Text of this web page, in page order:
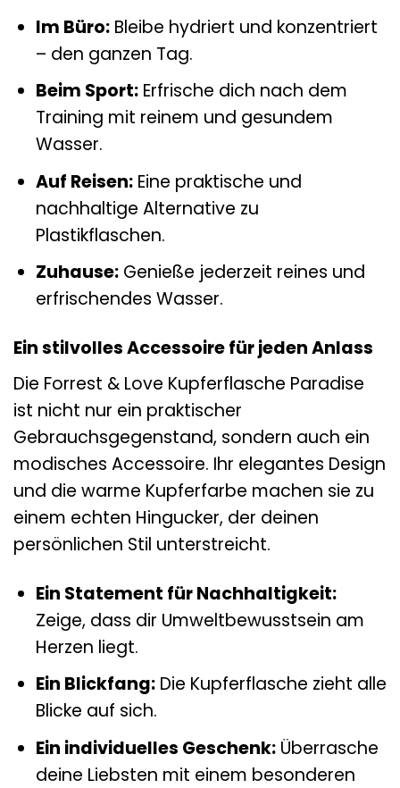
Im Büro:Bleibe hydriert und konzentriert
– den ganzen Tag.
Beim Sport:Erfrische dich nach dem
Training mit reinem und gesundem
Wasser.
Auf Reisen:Eine praktische und
nachhaltige Alternative zu
Plastikflaschen.
Zuhause:Genieße jederzeit reines und
erfrischendes Wasser.
Ein stilvolles Accessoire für jeden Anlass
Die Forrest & Love Kupferflasche Paradise
ist nicht nur ein praktischer
Gebrauchsgegenstand, sondern auch ein
modisches Accessoire. Ihr elegantes Design
und die warme Kupferfarbe machen sie zu
einem echten Hingucker, der deinen
persönlichen Stil unterstreicht.
Ein Statement für Nachhaltigkeit:
Zeige, dass dir Umweltbewusstsein am
Herzen liegt.
Ein Blickfang:Die Kupferflasche zieht alle
Blicke auf sich.
Ein individuelles Geschenk:Überrasche
deine Liebsten mit einem besonderen